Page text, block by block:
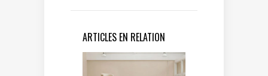
ARTICLES EN RELATION